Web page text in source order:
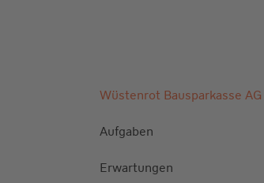
Wüstenrot Bausparkasse AG
Aufgaben
Erwartungen